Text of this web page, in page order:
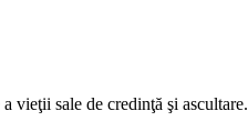
vieţii sale de credinţă şi ascultare.